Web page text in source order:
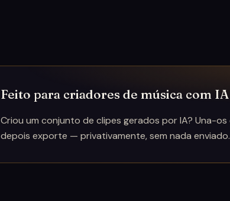
Feito para criadores de música com IA
Criou um conjunto de clipes gerados por IA? Una-
depois exporte — privativamente, sem nada enviado.